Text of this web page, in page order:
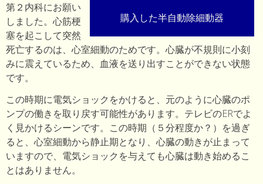
購入した半自動除細動器
第２内科にお願い
しました。心筋梗
塞を起こして突然
死亡するのは、心室細動のためです。心臓が不規則に小刻
みに震えているため、血液を送り出すことができない状態
です。
この時期に電気ショックをかけると、元のように心臓のポ
ンプの働きを取り戻す可能性があります。テレビのERでよ
く見かけるシーンです。この時期（５分程度か？）を過ぎ
ると、心室細動から静止期となり、心臓の動きが止まって
いますので、電気ショックを与えても心臓は動き始めるこ
とはありません。